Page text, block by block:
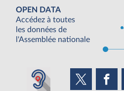
OPEN DATA
Accédez à toutes
les données de
l'Assemblée nationale